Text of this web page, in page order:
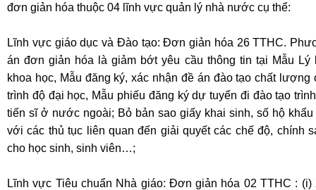
đơn giản hóa thuộc 04 lĩnh vực quản lý nhà nước cụ thể:
Lĩnh vực giáo dục và Đào tạo: Đơn giản hóa 26 TTHC.
án đơn giản hóa là giảm bớt yêu cầu thông tin tại Mẫu Lý
khoa học, Mẫu đăng ký, xác nhận đề án đào tạo chất lượng
trình độ đại học, Mẫu phiếu đăng ký dự tuyển đi đào tạo
tiến sĩ ở nước ngoài; Bỏ bản sao giấy khai sinh, số hộ khẩu
với các thủ tục liên quan đến giải quyết các chế độ, chính
cho học sinh, sinh viên…;
Lĩnh vực Tiêu chuẩn Nhà giáo: Đơn giản hóa 02 TTHC : (i)